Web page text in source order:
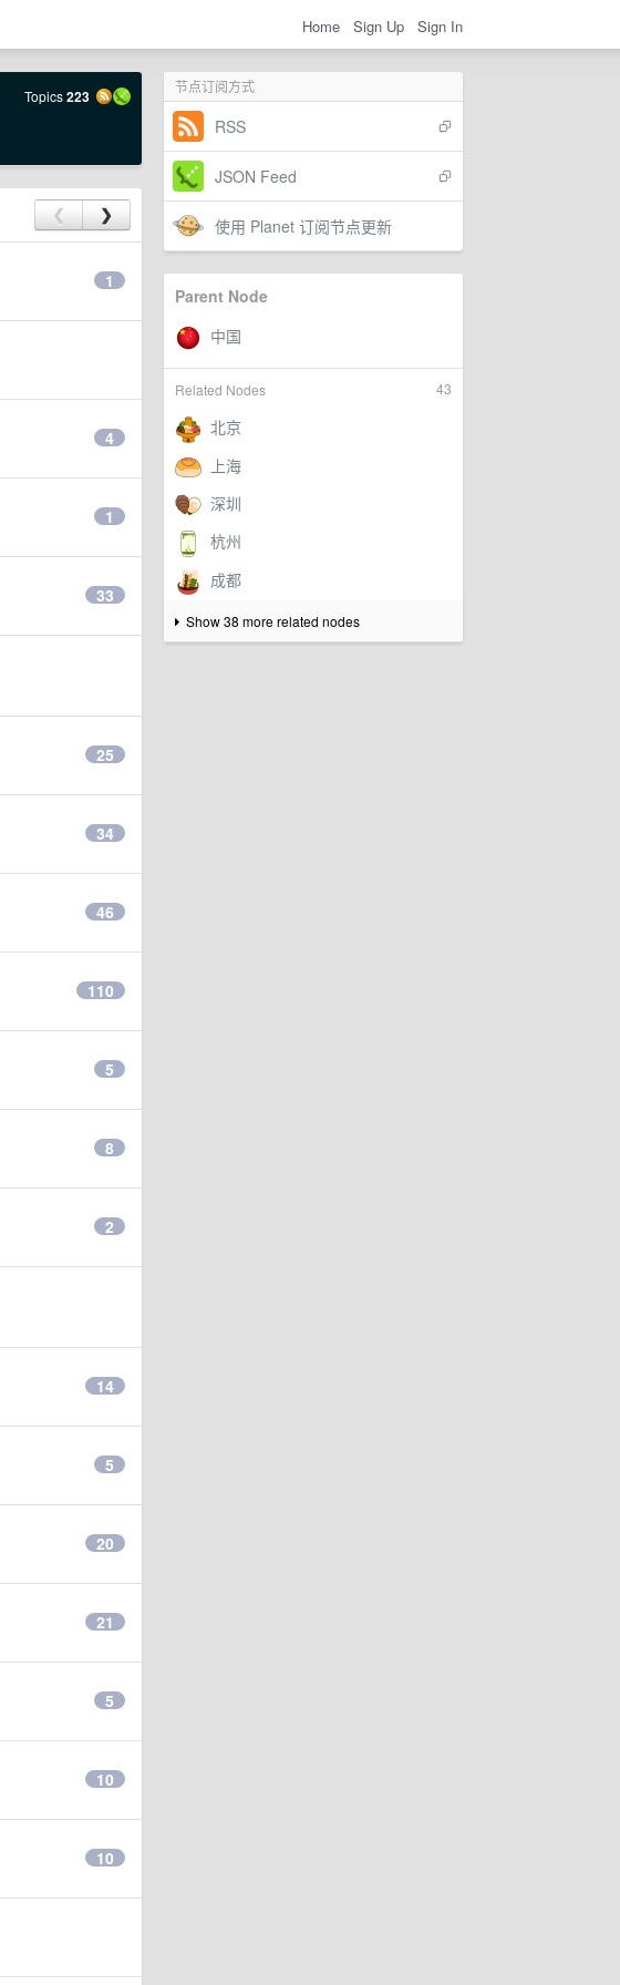
Home Sign Up Sign In
节点订阅方式
RSS
JSON Feed
使用 Planet 订阅节点更新
Parent Node
43
Related Nodes
Show 38 more related nodes
Topics223
❮ ❯
1
4
1
33
25
34
46
110
5
8
2
14
5
20
21
5
10
10